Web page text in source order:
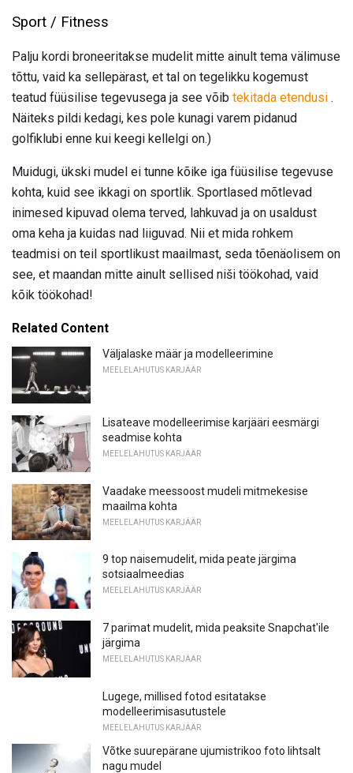
Sport / Fitness
Palju kordi broneeritakse mudelit mitte ainult tema välimuse
tõttu, vaid ka sellepärast, et tal on tegelikku kogemust
teatud füüsilise tegevusega ja see võib tekitada etendusi .
Näiteks pildi kedagi, kes pole kunagi varem pidanud
golfiklubi enne kui keegi kellelgi on.)
Muidugi, ükski mudel ei tunne kõike iga füüsilise tegevuse
kohta, kuid see ikkagi on sportlik. Sportlased mõtlevad
inimesed kipuvad olema terved, lahkuvad ja on usaldust
oma keha ja kuidas nad liiguvad. Nii et mida rohkem
teadmisi on teil sportlikust maailmast, seda tõenäolisem on
see, et maandan mitte ainult sellised niši töökohad, vaid
kõik töökohad!
Related Content
Väljalaske määr ja modelleerimine
MEELELAHUTUS KARJÄÄR
Lisateave modelleerimise karjääri eesmärgi
seadmise kohta
MEELELAHUTUS KARJÄÄR
Vaadake meessoost mudeli mitmekesise
maailma kohta
MEELELAHUTUS KARJÄÄR
9 top naisemudelit, mida peate järgima
sotsiaalmeedias
MEELELAHUTUS KARJÄÄR
7 parimat mudelit, mida peaksite Snapchat'ile
järgima
MEELELAHUTUS KARJÄÄR
Lugege, millised fotod esitatakse
modelleerimisasutustele
MEELELAHUTUS KARJÄÄR
Võtke suurepärane ujumistrikoo foto lihtsalt
nagu mudel